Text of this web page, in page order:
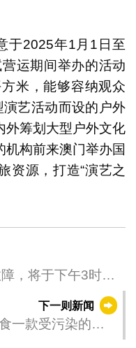
于2025年1月1日至
运期间举办的活动
米，能够容纳观众
艺活动而设的户外
外筹划大型户外文化
构前来澳门举办国
资源，打造“演艺之
，将于下午3时复
下一则新闻
一款受污染的宠